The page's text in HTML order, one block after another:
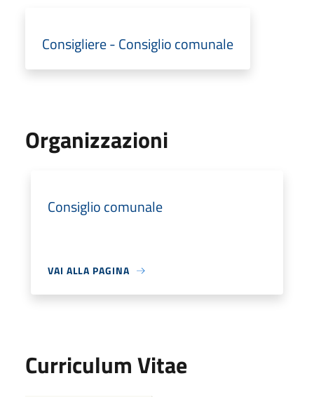
Consigliere - Consiglio comunale
Organizzazioni
Consiglio comunale
VAI ALLA PAGINA
Curriculum Vitae